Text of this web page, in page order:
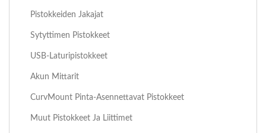
Pistokkeiden Jakajat
Sytyttimen Pistokkeet
USB-Laturipistokkeet
Akun Mittarit
CurvMount Pinta-Asennettavat Pistokkeet
Muut Pistokkeet Ja Liittimet